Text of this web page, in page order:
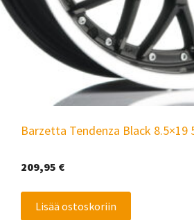
Barzetta Tendenza Black 8.5×19
209,95 €
Lisää ostoskoriin